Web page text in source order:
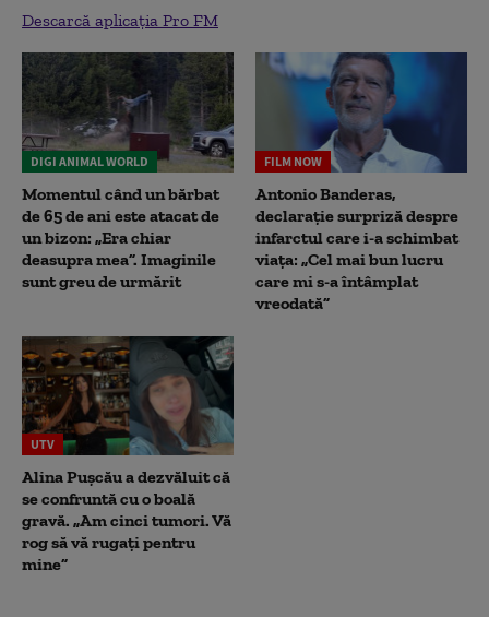
Descarcă aplicația Pro FM
DIGI ANIMAL WORLD
Momentul când un bărbat
de 65 de ani este atacat de
un bizon: „Era chiar
deasupra mea”. Imaginile
sunt greu de urmărit
FILM NOW
Antonio Banderas,
declarație surpriză despre
infarctul care i-a schimbat
viața: „Cel mai bun lucru
care mi s-a întâmplat
vreodată”
UTV
Alina Pușcău a dezvăluit că
se confruntă cu o boală
gravă. „Am cinci tumori. Vă
rog să vă rugați pentru
mine”